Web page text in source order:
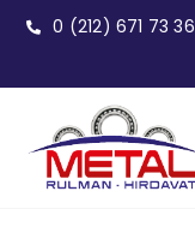
0 (212) 671 73 36